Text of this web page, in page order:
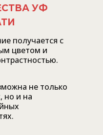
УФ
не только
но и на
получается с
цветом и